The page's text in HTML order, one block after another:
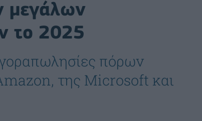
μεγάλων
το 2025
πόρων
της Microsoft και